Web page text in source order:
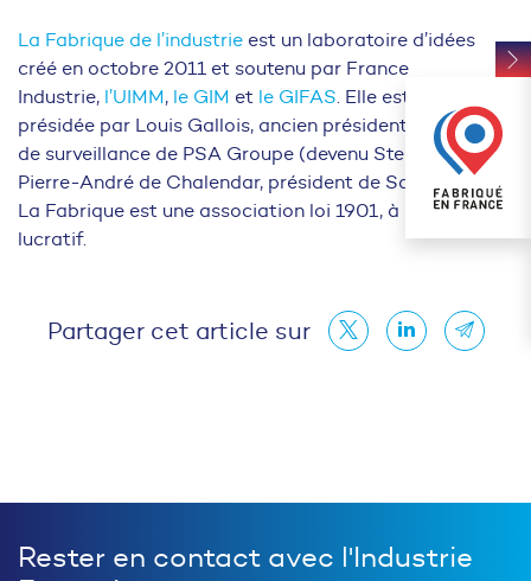
La Fabrique de l’industrie est un laboratoire d’idées
créé en octobre 2011 et soutenu par France
Industrie, l’UIMM, le GIM et le GIFAS . Elle est co-
présidée par Louis Gallois, ancien président du conseil
de surveillance de PSA Groupe (devenu Stellantis), et
Pierre-André de Chalendar, président de Saint-Gobain.
La Fabrique est une association loi 1901, à but non
lucratif.
Partager cet article sur
Rester en contact avec l'Industrie